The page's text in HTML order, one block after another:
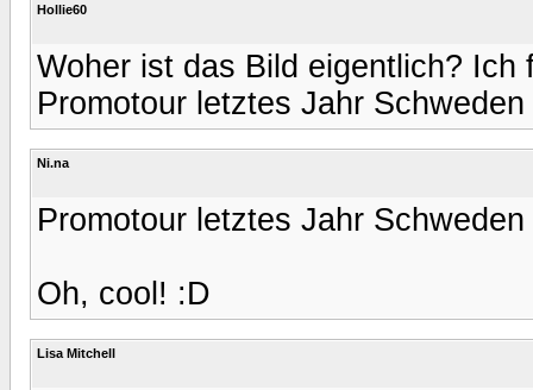
Hollie60
Woher ist das Bild eigentlich?
Promotour letztes Jahr Schweden
Ni.na
Promotour letztes Jahr Schweden
Oh, cool! :D
Lisa Mitchell